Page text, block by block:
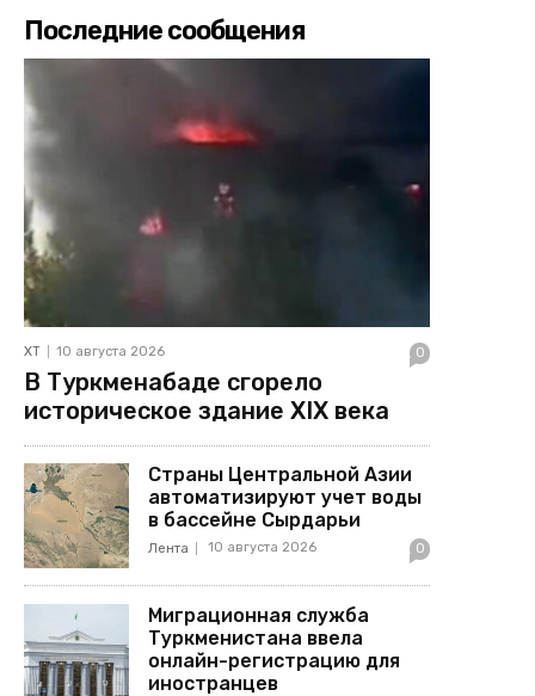
Последние сообщения
ХТ 10 августа 2026 0
В Туркменабаде сгорело
историческое здание XIX века
Страны Центральной Азии
автоматизируют учет воды
в бассейне Сырдарьи
Лента 10 августа 2026 0
Миграционная служба
Туркменистана ввела
онлайн-регистрацию для
иностранцев